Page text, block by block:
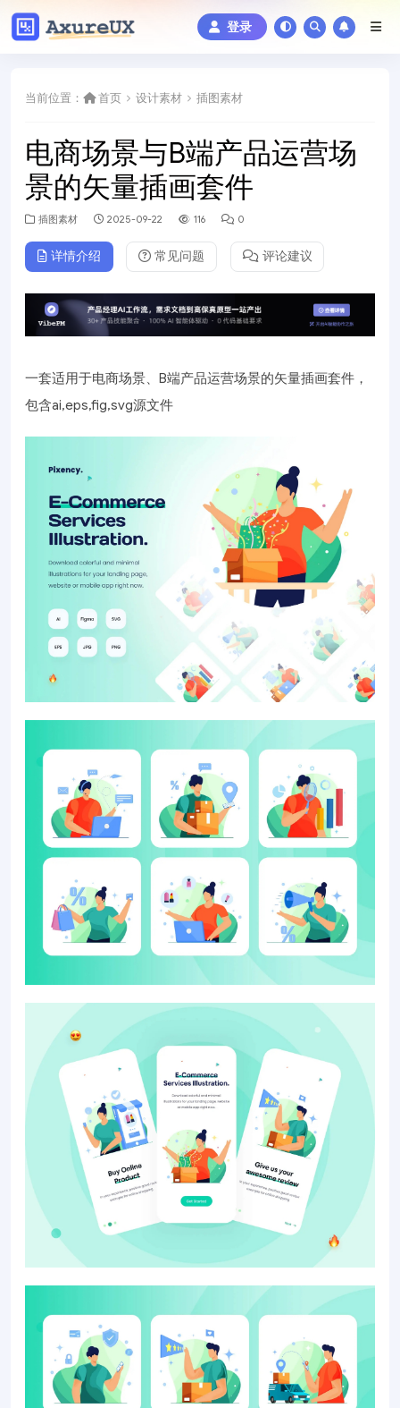
登录
当前位置： 首页 设计素材 插图素材
电商场景与B端产品运营场
景的矢量插画套件
插图素材 2025-09-22 116 0
详情介绍 常见问题 评论建议
一套适用于电商场景、B端产品运营场景的矢量插画套件，
包含ai,eps,fig,svg源文件